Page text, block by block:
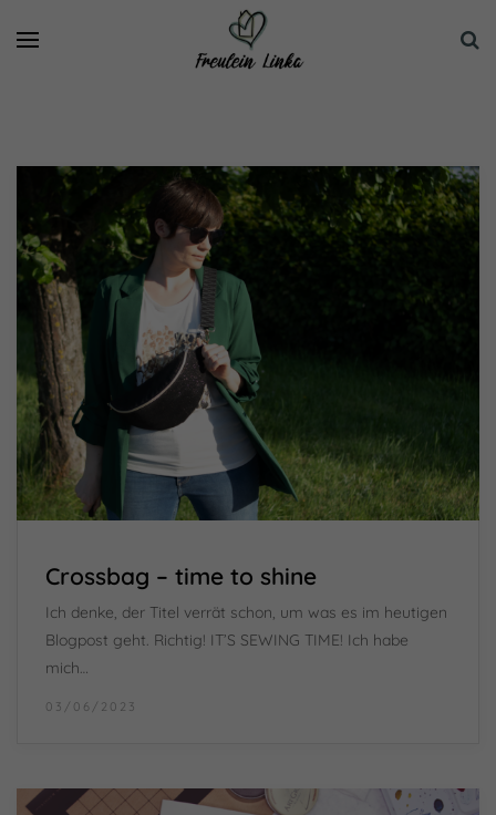
Crossbag – time to shine
Ich denke, der Titel verrät schon, um was es im heutigen
Blogpost geht. Richtig! IT’S SEWING TIME! Ich habe
mich…
03/06/2023